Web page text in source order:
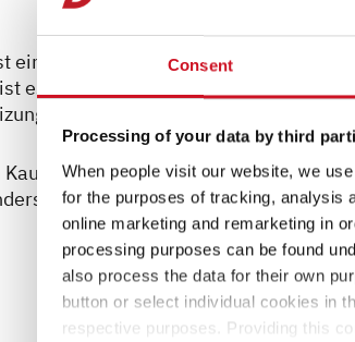
Consent
Processing of your data by third
When people visit our website, we
for the purposes of tracking, analysis
online marketing and remarketing in
processing purposes can be found
also process the data for their own
button or select individual cookies in
respective purposes. Providing this
eine besondere Herausforderung. Die
es wichtig, dass das Wohnmobil
verfügt.
eines neuen Freizeitmobils
auf folgende Dinge achten: